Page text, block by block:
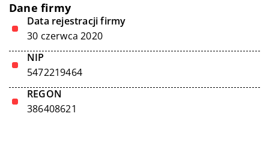
Dane firmy
Data rejestracji firmy
30 czerwca 2020
NIP
5472219464
REGON
386408621